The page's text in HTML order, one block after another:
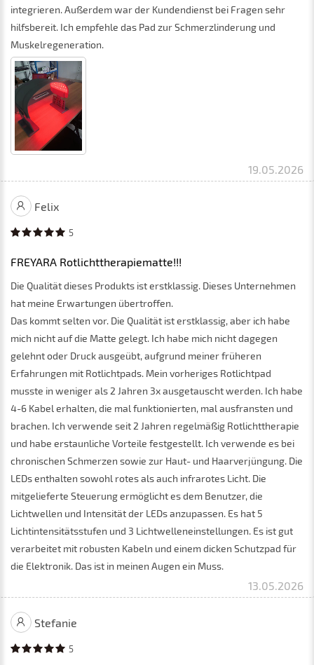
integrieren. Außerdem war der Kundendienst bei Fragen sehr
hilfsbereit. Ich empfehle das Pad zur Schmerzlinderung und
Muskelregeneration.
19.05.2026
Felix
5
FREYARA Rotlichttherapiematte!!!
Die Qualität dieses Produkts ist erstklassig. Dieses Unternehmen
hat meine Erwartungen übertroffen.
Das kommt selten vor. Die Qualität ist erstklassig, aber ich habe
mich nicht auf die Matte gelegt. Ich habe mich nicht dagegen
gelehnt oder Druck ausgeübt, aufgrund meiner früheren
Erfahrungen mit Rotlichtpads. Mein vorheriges Rotlichtpad
musste in weniger als 2 Jahren 3x ausgetauscht werden. Ich habe
4-6 Kabel erhalten, die mal funktionierten, mal ausfransten und
brachen. Ich verwende seit 2 Jahren regelmäßig Rotlichttherapie
und habe erstaunliche Vorteile festgestellt. Ich verwende es bei
chronischen Schmerzen sowie zur Haut- und Haarverjüngung. Die
LEDs enthalten sowohl rotes als auch infrarotes Licht. Die
mitgelieferte Steuerung ermöglicht es dem Benutzer, die
Lichtwellen und Intensität der LEDs anzupassen. Es hat 5
Lichtintensitätsstufen und 3 Lichtwelleneinstellungen. Es ist gut
verarbeitet mit robusten Kabeln und einem dicken Schutzpad für
die Elektronik. Das ist in meinen Augen ein Muss.
13.05.2026
Stefanie
5